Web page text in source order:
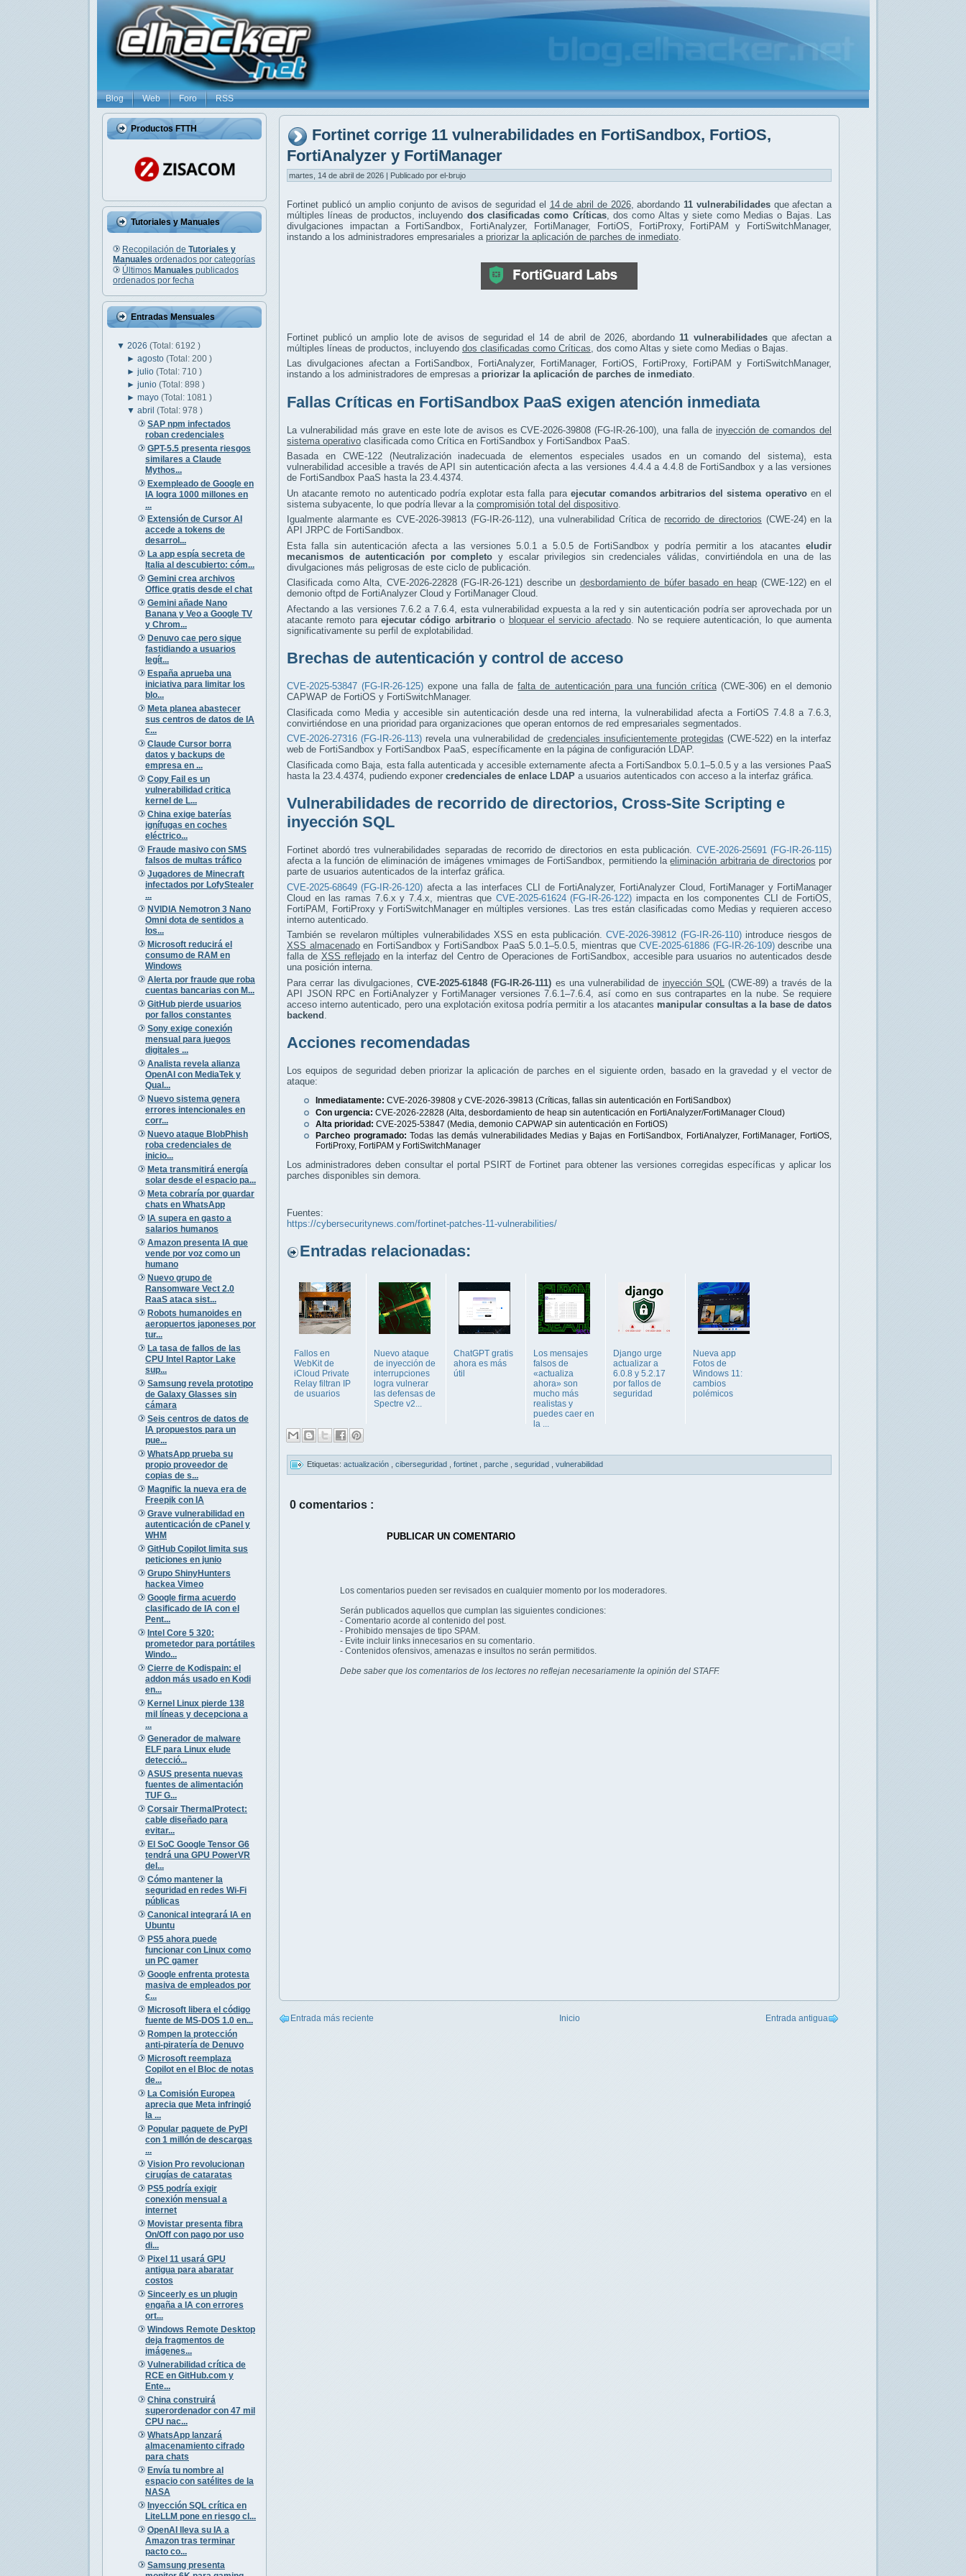
Blog Web Foro RSS
Productos FTTH
Tutoriales y Manuales
Recopilación de Tutoriales y
Manuales ordenados por categorías
Últimos Manuales publicados
ordenados por fecha
Entradas Mensuales
▼ 2026 (Total: 6192 )
►agosto(Total: 200 )
►julio(Total: 710 )
►junio(Total: 898 )
►mayo(Total: 1081 )
▼abril(Total: 978 )
SAP npm infectados
roban credenciales
GPT-5.5 presenta riesgos
similares a Claude
Mythos...
Exempleado de Google en
IA logra 1000 millones en
...
Extensión de Cursor AI
accede a tokens de
desarrol...
La app espía secreta de
Italia al descubierto: cóm...
Gemini crea archivos
Office gratis desde el chat
Gemini añade Nano
Banana y Veo a Google TV
y Chrom...
Denuvo cae pero sigue
fastidiando a usuarios
legít...
España aprueba una
iniciativa para limitar los
blo...
Meta planea abastecer
sus centros de datos de IA
c...
Claude Cursor borra
datos y backups de
empresa en ...
Copy Fail es un
vulnerabilidad critica
kernel de L...
China exige baterías
ignífugas en coches
eléctrico...
Fraude masivo con SMS
falsos de multas tráfico
Jugadores de Minecraft
infectados por LofyStealer
...
NVIDIA Nemotron 3 Nano
Omni dota de sentidos a
los...
Microsoft reducirá el
consumo de RAM en
Windows
Alerta por fraude que roba
cuentas bancarias con M...
GitHub pierde usuarios
por fallos constantes
Sony exige conexión
mensual para juegos
digitales ...
Analista revela alianza
OpenAI con MediaTek y
Qual...
Nuevo sistema genera
errores intencionales en
corr...
Nuevo ataque BlobPhish
roba credenciales de
inicio...
Meta transmitirá energía
solar desde el espacio pa...
Meta cobraría por guardar
chats en WhatsApp
IA supera en gasto a
salarios humanos
Amazon presenta IA que
vende por voz como un
humano
Nuevo grupo de
Ransomware Vect 2.0
RaaS ataca sist...
Robots humanoides en
aeropuertos japoneses por
tur...
La tasa de fallos de las
CPU Intel Raptor Lake
sup...
Samsung revela prototipo
de Galaxy Glasses sin
cámara
Seis centros de datos de
IA propuestos para un
pue...
WhatsApp prueba su
propio proveedor de
copias de s...
Magnific la nueva era de
Freepik con IA
Grave vulnerabilidad en
autenticación de cPanel y
WHM
GitHub Copilot limita sus
peticiones en junio
Grupo ShinyHunters
hackea Vimeo
Google firma acuerdo
clasificado de IA con el
Pent...
Intel Core 5 320:
prometedor para portátiles
Windo...
Cierre de Kodispain: el
addon más usado en Kodi
en...
Kernel Linux pierde 138
mil líneas y decepciona a
...
Generador de malware
ELF para Linux elude
detecció...
ASUS presenta nuevas
fuentes de alimentación
TUF G...
Corsair ThermalProtect:
cable diseñado para
evitar...
El SoC Google Tensor G6
tendrá una GPU PowerVR
del...
Cómo mantener la
seguridad en redes Wi-Fi
públicas
Canonical integrará IA en
Ubuntu
PS5 ahora puede
funcionar con Linux como
un PC gamer
Google enfrenta protesta
masiva de empleados por
c...
Microsoft libera el código
fuente de MS-DOS 1.0 en...
Rompen la protección
anti-piratería de Denuvo
Microsoft reemplaza
Copilot en el Bloc de notas
de...
La Comisión Europea
aprecia que Meta infringió
la ...
Popular paquete de PyPI
con 1 millón de descargas
...
Vision Pro revolucionan
cirugías de cataratas
PS5 podría exigir
conexión mensual a
internet
Movistar presenta fibra
On/Off con pago por uso
di...
Pixel 11 usará GPU
antigua para abaratar
costos
Sinceerly es un plugin
engaña a IA con errores
ort...
Windows Remote Desktop
deja fragmentos de
imágenes...
Vulnerabilidad crítica de
RCE en GitHub.com y
Ente...
China construirá
superordenador con 47 mil
CPU nac...
WhatsApp lanzará
almacenamiento cifrado
para chats
Envía tu nombre al
espacio con satélites de la
NASA
Inyección SQL crítica en
LiteLLM pone en riesgo cl...
OpenAI lleva su IA a
Amazon tras terminar
pacto co...
Samsung presenta
Fortinet corrige 11 vulnerabilidades en FortiSandbox, FortiOS,
FortiAnalyzer y FortiManager
martes, 14 de abril de 2026 | Publicado por el-brujo
Fortinet publicó un amplio conjunto de avisos de seguridad el 14 de abril de 2026, abordando 11 vulnerabilidadesque afectan a
múltiples líneas de productos, incluyendo dos clasificadas como Críticas, dos como Altas y siete como Medias o Bajas. Las
divulgaciones impactan a FortiSandbox, FortiAnalyzer, FortiManager, FortiOS, FortiProxy, FortiPAM y FortiSwitchManager,
instando a los administradores empresariales a priorizar la aplicación de parches de inmediato
Fortinet publicó un amplio lote de avisos de seguridad el 14 de abril de 2026, abordando 11 vulnerabilidadesque afectan a
múltiples líneas de productos, incluyendo dos clasificadas como Críticas , dos como Altas y siete como Medias o Bajas.
Las divulgaciones afectan a FortiSandbox, FortiAnalyzer, FortiManager, FortiOS, FortiProxy, FortiPAM y FortiSwitchManager,
instando a los administradores de empresas a priorizar la aplicación de parches de inmediato.
Fallas Críticas en FortiSandbox PaaS exigen atención inmediata
La vulnerabilidad más grave en este lote de avisos es CVE-2026-39808 (FG-IR-26-100), una falla de inyección de comandos del
sistema operativo clasificada como Crítica en FortiSandbox y FortiSandbox PaaS.
Basada en CWE-122 (Neutralización inadecuada de elementos especiales usados en un comando del sistema), esta
vulnerabilidad accesible a través de API sin autenticación afecta a las versiones 4.4.4 a 4.4.8 de FortiSandbox y a las versiones
de FortiSandbox PaaS hasta la 23.4.4374.
Un atacante remoto no autenticado podría explotar esta falla para ejecutar comandos arbitrarios del sistema operativoen el
sistema subyacente, lo que podría llevar a la compromisión total del dispositivo
Igualmente alarmante es CVE-2026-39813 (FG-IR-26-112), una vulnerabilidad Crítica de recorrido de directorios (CWE-24) en la
API JRPC de FortiSandbox.
Esta falla sin autenticación afecta a las versiones 5.0.1 a 5.0.5 de FortiSandbox y podría permitir a los atacantes eludir
mecanismos de autenticación por completo y escalar privilegios sin credenciales válidas, convirtiéndola en una de las
divulgaciones más peligrosas de este ciclo de publicación.
Clasificada como Alta, CVE-2026-22828 (FG-IR-26-121) describe un desbordamiento de búfer basado en heap (CWE-122) en el
demonio oftpd de FortiAnalyzer Cloud y FortiManager Cloud.
Afectando a las versiones 7.6.2 a 7.6.4, esta vulnerabilidad expuesta a la red y sin autenticación podría ser aprovechada por un
atacante remoto paraejecutar código arbitrarioo bloquear el servicio afectado. No se requiere autenticación, lo que aumenta
significativamente su perfil de explotabilidad.
Brechas de autenticación y control de acceso
CVE-2025-53847 (FG-IR-26-125) expone una falla defalta de autenticación para una función crítica(CWE-306) en el demonio
CAPWAP de FortiOS y FortiSwitchManager.
Clasificada como Media y accesible sin autenticación desde una red interna, la vulnerabilidad afecta a FortiOS 7.4.8 a 7.6.3,
convirtiéndose en una prioridad para organizaciones que operan entornos de red empresariales segmentados.
CVE-2026-27316 (FG-IR-26-113) revela una vulnerabilidad de credenciales insuficientemente protegidas (CWE-522) en la interfaz
web de FortiSandbox y FortiSandbox PaaS, específicamente en la página de configuración LDAP.
Clasificada como Baja, esta falla autenticada y accesible externamente afecta a FortiSandbox 5.0.1–5.0.5 y a las versiones PaaS
hasta la 23.4.4374, pudiendo exponer credenciales de enlace LDAP a usuarios autenticados con acceso a la interfaz gráfica.
Vulnerabilidades de recorrido de directorios, Cross-Site Scripting e
inyección SQL
Fortinet abordó tres vulnerabilidades separadas de recorrido de directorios en esta publicación. CVE-2026-25691 (FG-IR-26-115)
afecta a la función de eliminación de imágenes vmimages de FortiSandbox, permitiendo laeliminación arbitraria de directorios por
parte de usuarios autenticados de la interfaz gráfica.
CVE-2025-68649 (FG-IR-26-120) afecta a las interfaces CLI de FortiAnalyzer, FortiAnalyzer Cloud, FortiManager y FortiManager
Cloud en las ramas 7.6.x y 7.4.x, mientras que CVE-2025-61624 (FG-IR-26-122) impacta en los componentes CLI de FortiOS,
FortiPAM, FortiProxy y FortiSwitchManager en múltiples versiones. Las tres están clasificadas como Medias y requieren acceso
interno autenticado.
También se revelaron múltiples vulnerabilidades XSS en esta publicación.CVE-2026-39812 (FG-IR-26-110)introduce riesgos de
XSS almacenadoen FortiSandbox y FortiSandbox PaaS 5.0.1–5.0.5, mientras queCVE-2025-61886 (FG-IR-26-109)describe una
falla de XSS reflejadoen la interfaz del Centro de Operaciones de FortiSandbox, accesible para usuarios no autenticados desde
una posición interna.
Para cerrar las divulgaciones, CVE-2025-61848 (FG-IR-26-111) es una vulnerabilidad de inyección SQL
(CWE-89) a través de la
API JSON RPC en FortiAnalyzer y FortiManager versiones 7.6.1–7.6.4, así como en sus contrapartes en la nube. Se requiere
acceso interno autenticado, pero una explotación exitosa podría permitir a los atacantes manipular consultas a la base de datos
backend
Acciones recomendadas
Los equipos de seguridad deben priorizar la aplicación de parches en el siguiente orden, basado en la gravedad y el vector de
ataque:
Inmediatamente: CVE-2026-39808 y CVE-2026-39813 (Críticas, fallas sin autenticación en FortiSandbox)
Con urgencia: CVE-2026-22828 (Alta, desbordamiento de heap sin autenticación en FortiAnalyzer/FortiManager Cloud)
Alta prioridad: CVE-2025-53847 (Media, demonio CAPWAP sin autenticación en FortiOS)
Parcheo programado: Todas las demás vulnerabilidades Medias y Bajas en FortiSandbox, FortiAnalyzer, FortiManager, FortiOS,
FortiProxy, FortiPAM y FortiSwitchManager
Los administradores deben consultar el portal PSIRT de Fortinet para obtener las versiones corregidas específicas y aplicar los
parches disponibles sin demora.
Fuentes:
https://cybersecuritynews.com/fortinet-patches-11-vulnerabilities/
Entradas relacionadas:
Fallos en
WebKit de
iCloud Private
Relay filtran IP
de usuarios
Nuevo ataque
de inyección de
interrupciones
logra vulnerar
las defensas de
Spectre v2...
ChatGPT gratis
ahora es más
útil
Los mensajes
falsos de
«actualiza
ahora» son
mucho más
realistas y
puedes caer en
la ...
Django urge
actualizar a
6.0.8 y 5.2.17
por fallos de
seguridad
Nueva app
Fotos de
Windows 11:
cambios
polémicos
Etiquetas: actualización ciberseguridad fortinet parche seguridad vulnerabilidad
0 comentarios :
PUBLICAR UN COMENTARIO
Los comentarios pueden ser revisados en cualquier momento por los moderadores.
Serán publicados aquellos que cumplan las siguientes condiciones:
- Comentario acorde al contenido del post.
- Prohibido mensajes de tipo SPAM.
- Evite incluir links innecesarios en su comentario.
- Contenidos ofensivos, amenazas e insultos no serán permitidos.
Debe saber que los comentarios de los lectores no reflejan necesariamente la opinión del STAFF.
Entrada más reciente Entrada antigua
Inicio